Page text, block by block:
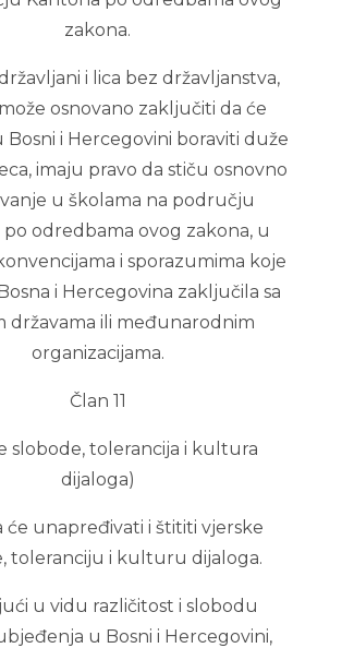
zakona.
i lica bez državljanstva,
osnovano zaključiti da će
Bosni i Hercegovini boraviti duže
imaju pravo da stiču osnovno
u školama na području
odredbama ovog zakona, u
i sporazumima koje
i Hercegovina zaključila sa
državama ili međunarodnim
organizacijama.
Član 11
slobode, tolerancija i kultura
dijaloga)
će unapređivati i štititi vjerske
toleranciju i kulturu dijaloga.
u vidu različitost i slobodu
u Bosni i Hercegovini,